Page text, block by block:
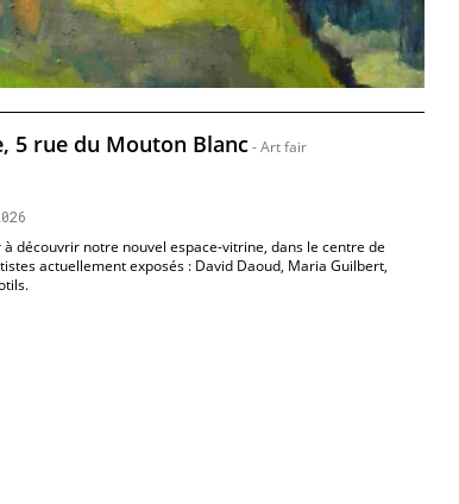
5 rue du Mouton Blanc- Art fair
découvrir notre nouvel espace-vitrine, dans le centre de
actuellement exposés : David Daoud, Maria Guilbert,